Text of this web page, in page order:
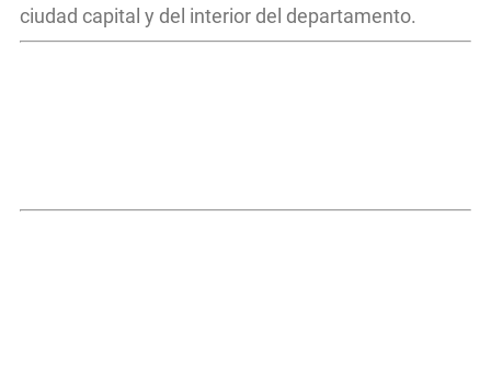
ciudad capital y del interior del departamento.